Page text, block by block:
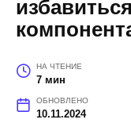
НА ЧТЕНИЕ
7 мин
ОБНОВЛЕНО
10.11.2024